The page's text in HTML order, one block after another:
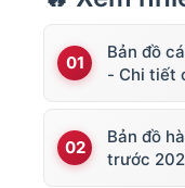
Bản đồ
- Chi tiết
Bản đồ
trước